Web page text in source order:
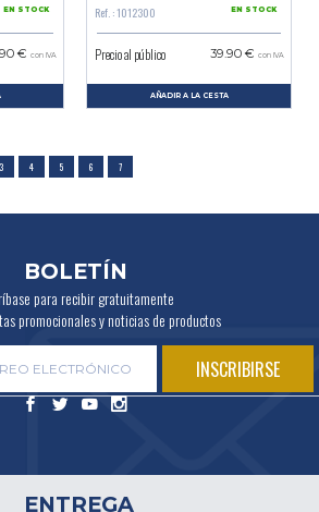
EN STOCK
€ con IVA
Ref. : 1012300 EN STOCK
Precio al público 39.90 € con IVA
AÑADIR A LA CESTA
3 4 5 6 7
BOLETÍN
para recibir gratuitamente
promocionales y noticias de productos
ENTREGA